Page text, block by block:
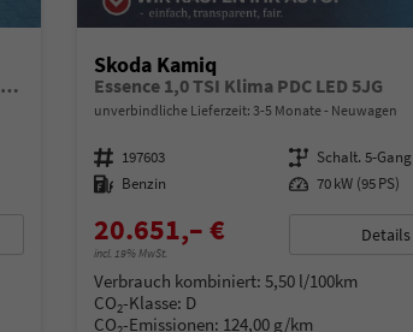
Selection *ANGEBOT FÜR MENSCHEN MIT BEHINDERUNG AB 50%! 1.0 TSI 95PS, Klimaanlage, Sitzheizung, Parksensoren hinten, LED-Scheinwerfer, Tempomat, Infotainment 8", Virtual Cockpit Nebelscheinwerfer, Dachreling
Skoda Kamiq
Essence 1,0 TSI Klima PDC LED 5JG
unverbindliche Lieferzeit: 3-5 Monate Neuwagen
Fahrzeugnummer 197603 Getriebe Schalt. 5-Gang
Kraftstoff Benzin Leistung 70 kW (95 PS)
20.651,– €
incl. 19% MwSt.
Details
Verbrauch kombiniert:5,50 l/100km
CO2-Klasse: D
CO -Emissionen: 124,00 g/km